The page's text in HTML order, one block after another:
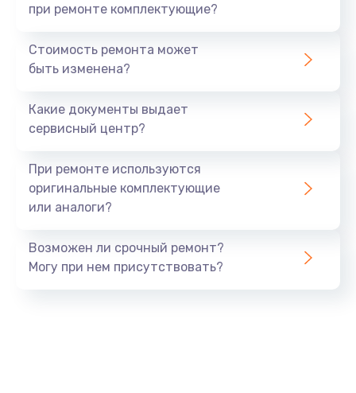
при ремонте комплектующие?
Стоимость ремонта может
быть изменена?
Какие документы выдает
сервисный центр?
При ремонте используются
оригинальные комплектующие
или аналоги?
Возможен ли срочный ремонт?
Могу при нем присутствовать?